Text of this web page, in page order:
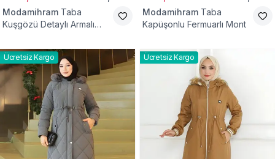
Modamihram Taba
Kuşgözü Detaylı Armalı
Modamihram Taba
Kapüşonlu Fermuarlı Mont
Ücretsiz Kargo Ücretsiz Kargo